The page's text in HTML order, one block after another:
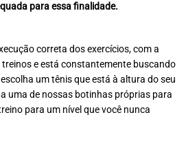
para essa finalidade.
correta dos exercícios, com a
e está constantemente buscando
um tênis que está à altura do seu
uma de nossas botinhas próprias para
para um nível que você nunca